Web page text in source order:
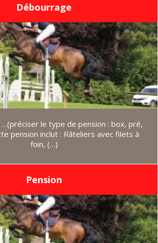
Débourrage
le type de pension : box, pré,
foin, (…)
Pension